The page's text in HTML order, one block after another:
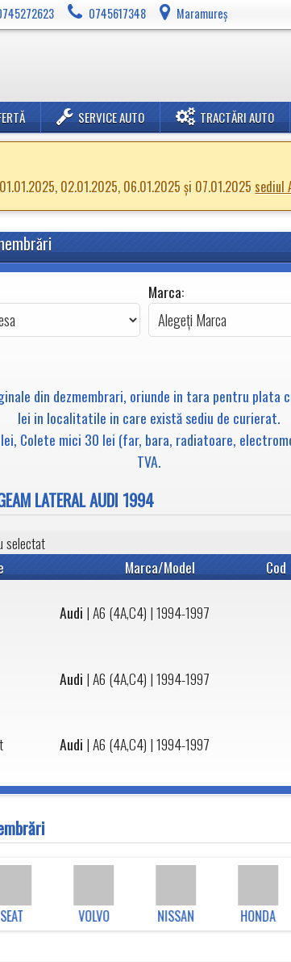
0745617348 Maramureș
SERVICE AUTO TRACTĂRI AUTO
02.01.2025, 06.01.2025 și 07.01.2025 sediul
Marca:
din dezmembrari, oriunde in tara pentru plata
lei in localitatile in care există sediu de curierat.
Colete mici 30 lei (far, bara, radiatoare,
TVA.
LATERAL AUDI 1994
selectat
Marca/Model Cod
Audi |A6 (4A,C4) | 1994-1997
Audi |A6 (4A,C4) | 1994-1997
Audi |A6 (4A,C4) | 1994-1997
SEAT VOLVO NISSAN HONDA